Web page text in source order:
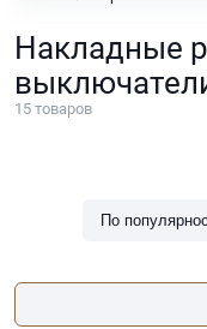
Накладные
15 товаров